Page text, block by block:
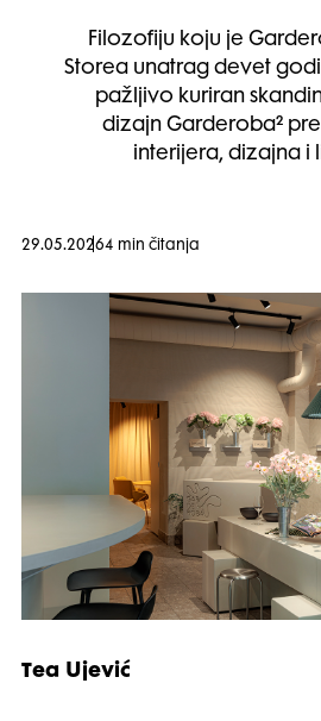
Filozofiju koju je
Storea unatrag devet
pažljivo kuriran
dizajn Garderoba²
interijera, dizajna i
29.05.20264 min čitanja
Tea Ujević